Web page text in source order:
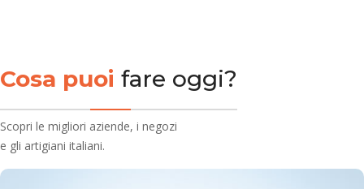
Cosa puoi fare oggi?
Scopri le migliori aziende, i negozi
e gli artigiani italiani.